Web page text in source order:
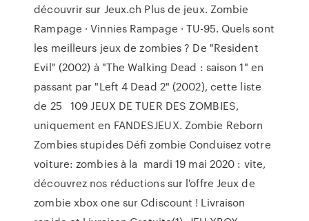
découvrir sur Jeux.ch Plus de jeux. Zombie
Rampage · Vinnies Rampage · TU-95. Quels sont
les meilleurs jeux de zombies ? De "Resident
Evil" (2002) à "The Walking Dead : saison 1" en
passant par "Left 4 Dead 2" (2002), cette liste
de 25 109 JEUX DE TUER DES ZOMBIES,
uniquement en FANDESJEUX. Zombie Reborn
Zombies stupides Défi zombie Conduisez votre
voiture: zombies à la mardi 19 mai 2020 : vite,
découvrez nos réductions sur l'offre Jeux de
zombie xbox one sur Cdiscount ! Livraison